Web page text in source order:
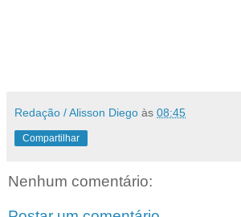
Redação / Alisson Diego às 08:45
Compartilhar
Nenhum comentário: